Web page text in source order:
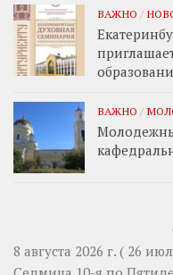
ВАЖНО /
ВАЖНО /
8 августа 2026 г. ( 26